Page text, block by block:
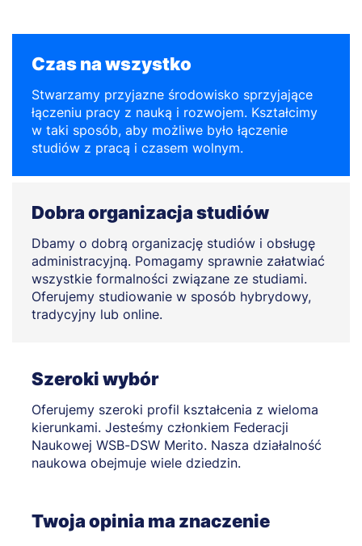
Czas na wszystko
Stwarzamy przyjazne środowisko sprzyjające
łączeniu pracy z nauką i rozwojem. Kształcimy
w taki sposób, aby możliwe było łączenie
studiów z pracą i czasem wolnym.
Dobra organizacja studiów
Dbamy o dobrą organizację studiów i obsługę
administracyjną. Pomagamy sprawnie załatwiać
wszystkie formalności związane ze studiami.
Oferujemy studiowanie w sposób hybrydowy,
tradycyjny lub online.
Szeroki wybór
Oferujemy szeroki profil kształcenia z wieloma
kierunkami. Jesteśmy członkiem Federacji
Naukowej WSB-DSW Merito. Nasza działalność
naukowa obejmuje wiele dziedzin.
Twoja opinia ma znaczenie